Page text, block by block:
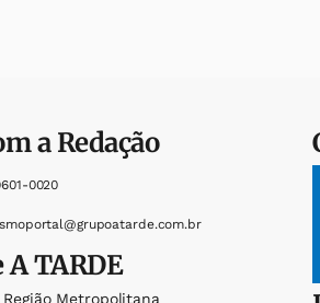
a Redação
0020
A TARDE
Metropolitana